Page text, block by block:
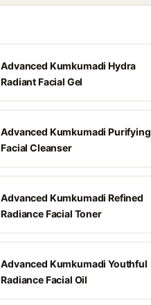
Advanced Kumkumadi Hydra
Radiant Facial Gel
Advanced Kumkumadi Purifying
Facial Cleanser
Advanced Kumkumadi Refined
Radiance Facial Toner
Advanced Kumkumadi Youthful
Radiance Facial Oil